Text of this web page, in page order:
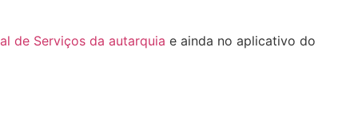
de Serviços da autarquia e ainda no aplicativo do